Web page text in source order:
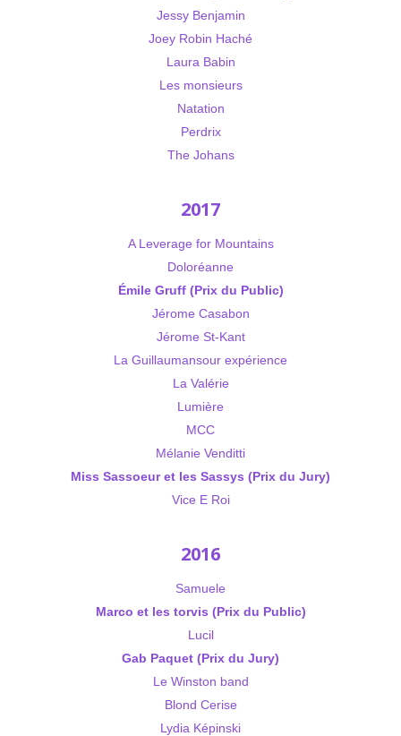
Jessy Benjamin
Joey Robin Haché
Laura Babin
Les monsieurs
Natation
Perdrix
The Johans
2017
A Leverage for Mountains
Doloréanne
Émile Gruff (Prix du Public)
Jérome Casabon
Jérome St-Kant
La Guillaumansour expérience
La Valérie
Lumière
MCC
Mélanie Venditti
Miss Sassoeur et les Sassys (Prix du Jury)
Vice E Roi
2016
Samuele
Marco et les torvis (Prix du Public)
Lucil
Gab Paquet (Prix du Jury)
Le Winston band
Blond Cerise
Lydia Képinski